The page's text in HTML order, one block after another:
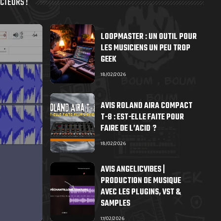
LOOPMASTER : UN OUTIL POUR
LES MUSICIENS UN PEU TROP
GEEK
18/02/2026
AVIS ROLAND AIRA COMPACT
T-8 : EST-ELLE FAITE POUR
FAIRE DE L’ACID ?
18/02/2026
AVIS ANGELICVIBES |
PRODUCTION DE MUSIQUE
AVEC LES PLUGINS, VST &
SAMPLES
17/02/2026